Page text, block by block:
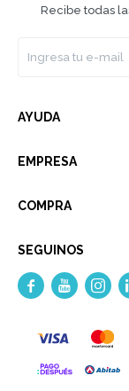
Recibe todas
AYUDA
EMPRESA
COMPRA
SEGUINOS
  